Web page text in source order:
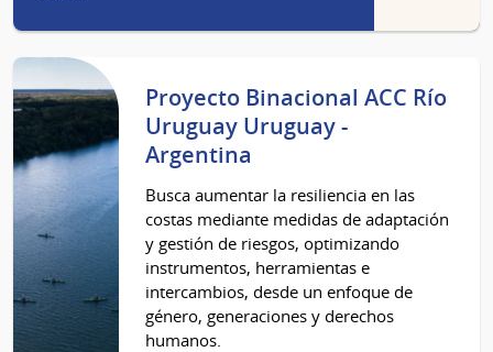
Proyecto Binacional ACC Río
Uruguay Uruguay -
Argentina
Busca aumentar la resiliencia en las
costas mediante medidas de adaptación
y gestión de riesgos, optimizando
instrumentos, herramientas e
intercambios, desde un enfoque de
género, generaciones y derechos
humanos.